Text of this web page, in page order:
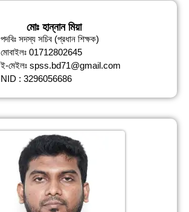
মোঃ হান্নান মিয়া
পদবিঃ সদস্য সচিব (প্রধান শিক্ষক)
মোবাইলঃ 01712802645
ই-মেইলঃ spss.bd71@gmail.com
NID : 3296056686